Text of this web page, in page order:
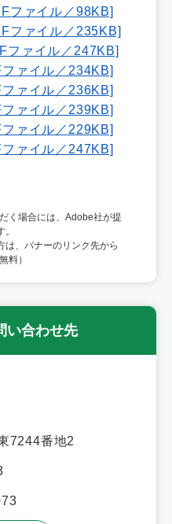
ファイル／98KB]
ファイル／235KB]
ファイル／247KB]
ァイル／234KB]
ァイル／236KB]
ァイル／239KB]
ァイル／229KB]
ァイル／247KB]
く場合には、Adobe社が提
、バナーのリンク先から
料）
い合わせ先
7244番地2